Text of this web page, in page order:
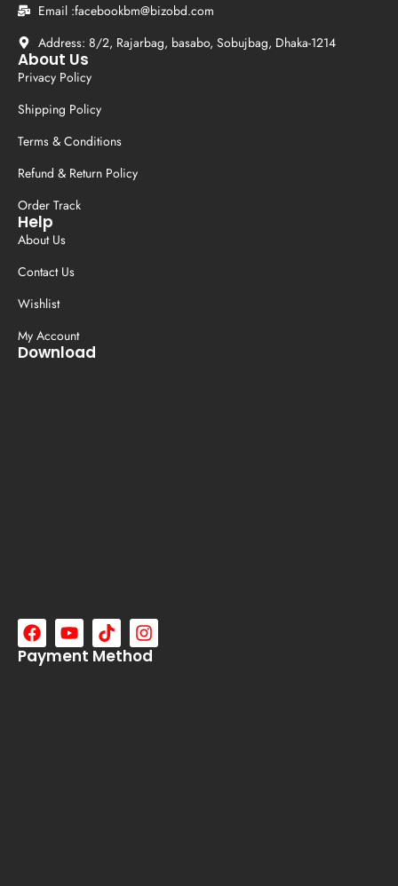
Email :facebookbm@bizobd.com
Address: 8/2, Rajarbag, basabo, Sobujbag, Dhaka-1214
About Us
Privacy Policy
Shipping Policy
Terms & Conditions
Refund & Return Policy
Order Track
Help
About Us
Contact Us
Wishlist
My Account
Download
Payment Method